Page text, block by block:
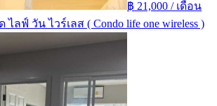
฿ 21,000 / เดือน
ลฟ์ วัน ไวร์เลส ( Condo life one wireless )